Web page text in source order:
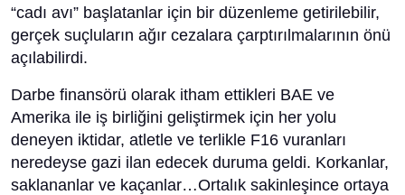
“cadı avı” başlatanlar için bir düzenleme getirilebilir,
gerçek suçluların ağır cezalara çarptırılmalarının önü
açılabilirdi.
Darbe finansörü olarak itham ettikleri BAE ve
Amerika ile iş birliğini geliştirmek için her yolu
deneyen iktidar, atletle ve terlikle F16 vuranları
neredeyse gazi ilan edecek duruma geldi. Korkanlar,
saklananlar ve kaçanlar…Ortalık sakinleşince ortaya